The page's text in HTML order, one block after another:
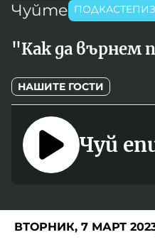
Фантазирай
Приказки
История на
Музикална
От соул до
Междучасие
Къщата
Игри
Кои сме ние?
За вас, родители
БНР
БНР Новини
Архивен фонд на
Чуйте
"Как да върнем
НАШИТЕ ГОСТИ
Чуй
ВТОРНИК, 7 МАРТ